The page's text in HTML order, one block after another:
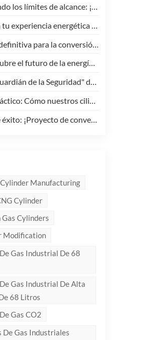
cilindros de hidrógeno para UAV tipo 4 ya están disponibles para personalización de alta eficiencia!
energética con nuestra bombona de GLP compuesta de 5 kg! 🚀✨
pesados ​​a GNC: Por qué este cilindro de GNC tipo 1 de 200 litros supone un cambio radical para la reducción de costes de la flota.
energía: ¡Conoce la elegante y ultraligera bombona de GLP compuesta de 10 kg!
y la Supresión de Incendios: Un Análisis en Profundidad de los Cilindros de Gas sin Costura de Acero de Alto Rendimiento
compuestos de GLP redefinen la seguridad y la imagen de marca para clientes globales.
de conversión a GNC de un generador de 100 kVA completado con éxito! 🚀
Manufacturing
Cylinder
Cylinders
Modification
Gas Industrial De 68
Gas Industrial De Alta
68 Litros
Gas CO2
De Gas Industriales